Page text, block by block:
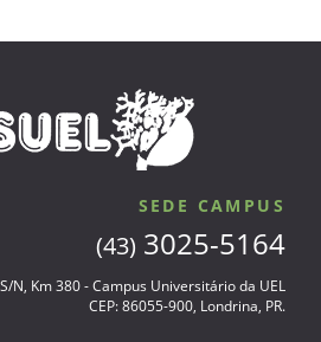
SEDE CAMPUS
(43) 3025-5164
N, Km 380 - Campus Universitário da UEL
CEP: 86055-900, Londrina, PR.